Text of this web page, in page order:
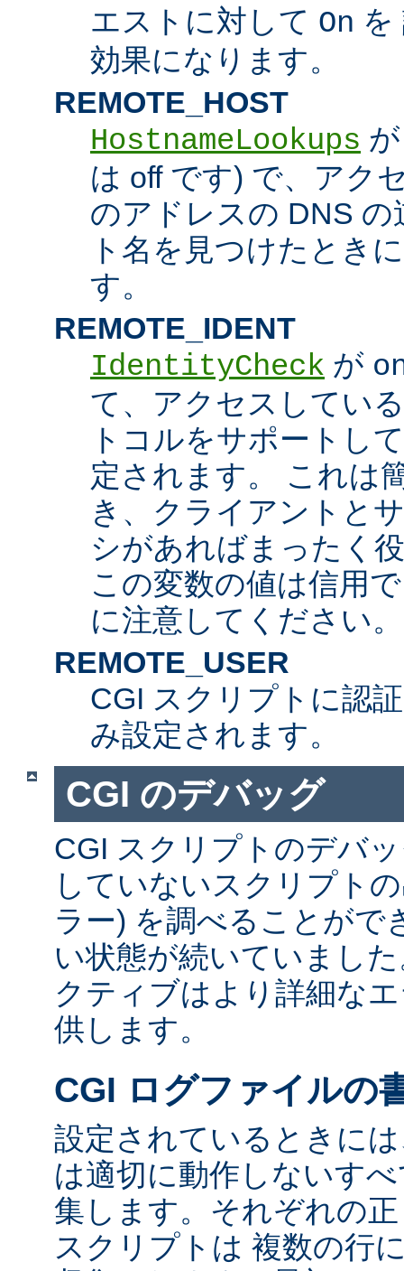
エストに対して On を
効果になります。
REMOTE_HOST
HostnameLookups
は off です) で、アク
のアドレスの DNS
ト名を見つけたとき
す。
REMOTE_IDENT
IdentityCheck が
て、アクセスしてい
トコルをサポートし
定されます。 これは
き、クライアントと
シがあればまったく
この変数の値は信用
に注意してください。
REMOTE_USER
CGI スクリプトに認
み設定されます。
CGI のデバッグ
CGI スクリプトのデバ
していないスクリプト
ラー) を調べることがで
い状態が続いていまし
クティブはより詳細な
供します。
CGI ログファイルの
設定されているときに
は適切に動作しないす
集します。それぞれの
スクリプトは 複数の行